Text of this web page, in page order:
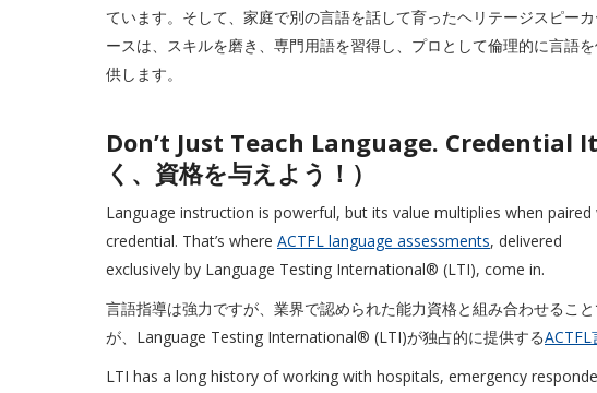
ています。そして、家庭で別の言語を話して育ったヘリテージスピー
ースは、スキルを磨き、専門用語を習得し、プロとして倫理的に言語
供します。
Don’t Just Teach Language. Credential
く、資格を与えよう！）
Language instruction is powerful, but its value multiplies when
credential. That’s where ACTFL language assessments, delivered
exclusively by Language Testing International® (LTI), come in.
言語指導は強力ですが、業界で認められた能力資格と組み合わせるこ
が、Language Testing International® (LTI)が独占的に提供するACTFL
LTI has a long history of working with hospitals, emergency